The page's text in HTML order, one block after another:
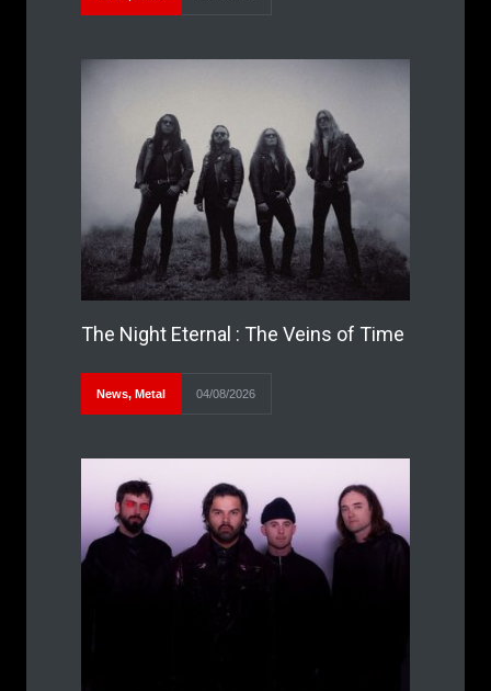
The Night Eternal : The Veins of Time
News, Metal 04/08/2026